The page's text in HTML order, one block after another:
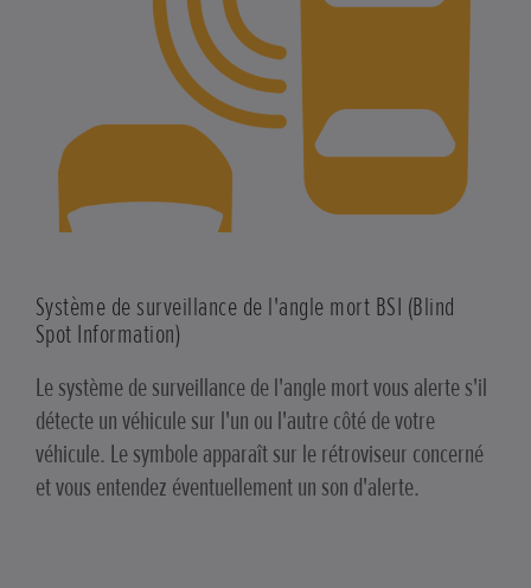
Système de surveillance de l'angle mort BSI (Blind
Spot Information)
Le système de surveillance de l'angle mort vous alerte s'il
détecte un véhicule sur l'un ou l'autre côté de votre
véhicule. Le symbole apparaît sur le rétroviseur concerné
et vous entendez éventuellement un son d'alerte.